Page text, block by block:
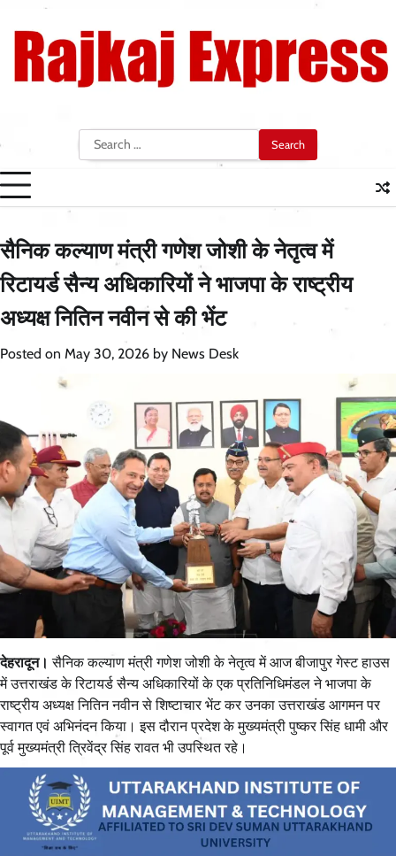
content
Search
for:
सैनिक कल्याण मंत्री गणेश जोशी के नेतृत्व में
रिटायर्ड सैन्य अधिकारियों ने भाजपा के राष्ट्रीय
अध्यक्ष नितिन नवीन से की भेंट
Posted on May 30, 2026 by News Desk
देहरादून। सैनिक कल्याण मंत्री गणेश जोशी के नेतृत्व में आज बीजापुर गेस्ट हाउस
में उत्तराखंड के रिटायर्ड सैन्य अधिकारियों के एक प्रतिनिधिमंडल ने भाजपा के
राष्ट्रीय अध्यक्ष नितिन नवीन से शिष्टाचार भेंट कर उनका उत्तराखंड आगमन पर
स्वागत एवं अभिनंदन किया। इस दौरान प्रदेश के मुख्यमंत्री पुष्कर सिंह धामी और
पूर्व मुख्यमंत्री त्रिवेंद्र सिंह रावत भी उपस्थित रहे।